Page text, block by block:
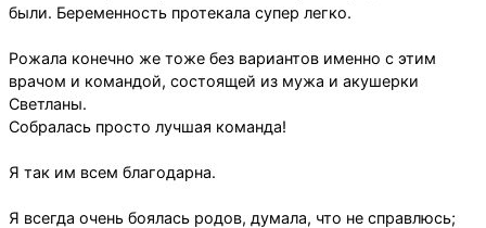
были. Беременность протекала супер легко.
Рожала конечно же тоже без вариантов именно с этим
врачом и командой, состоящей из мужа и акушерки
Светланы.
Собралась просто лучшая команда!
Я так им всем благодарна.
Я всегда очень боялась родов, думала, что не справлюсь;